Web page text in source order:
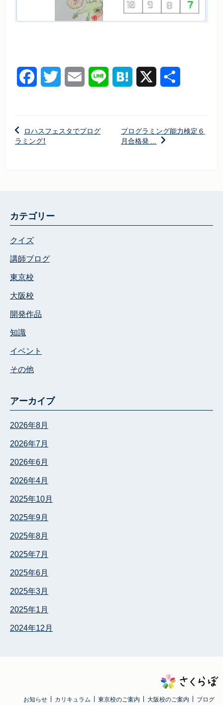
FacebookTwitter Email Line Hatena X
ロハスフェスタでプログ
ラミング！
プログラミング能力検定６
月合格発 ...
カテゴリー
クイズ
講師ブログ
東京校
大阪校
開発作品
知識
イベント
その他
アーカイブ
2026年8月
2026年7月
2026年6月
2026年4月
2025年10月
2025年9月
2025年8月
2025年7月
2025年6月
2025年3月
2025年1月
2024年12月
お知らせ カリキュラム 東京校のご案内 大阪校のご案内 ブログ